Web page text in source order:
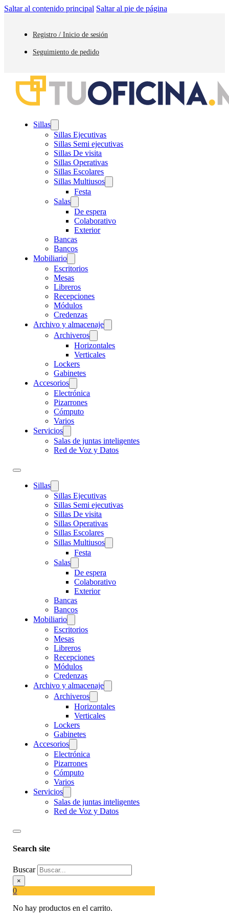
Saltar al contenido principal Saltar al pie de página
Registro / Inicio de sesión
Seguimiento de pedido
Sillas
Sillas Ejecutivas
Sillas Semi ejecutivas
Sillas De visita
Sillas Operativas
Sillas Escolares
Sillas Multiusos
Festa
Salas
De espera
Colaborativo
Exterior
Bancas
Bancos
Mobiliario
Escritorios
Mesas
Libreros
Recepciones
Módulos
Credenzas
Archivo y almacenaje
Archiveros
Horizontales
Verticales
Lockers
Gabinetes
Accesorios
Electrónica
Pizarrones
Cómputo
Varios
Servicios
Salas de juntas inteligentes
Red de Voz y Datos
Sillas
Sillas Ejecutivas
Sillas Semi ejecutivas
Sillas De visita
Sillas Operativas
Sillas Escolares
Sillas Multiusos
Festa
Salas
De espera
Colaborativo
Exterior
Bancas
Bancos
Mobiliario
Escritorios
Mesas
Libreros
Recepciones
Módulos
Credenzas
Archivo y almacenaje
Archiveros
Horizontales
Verticales
Lockers
Gabinetes
Accesorios
Electrónica
Pizarrones
Cómputo
Varios
Servicios
Salas de juntas inteligentes
Red de Voz y Datos
Search site
Buscar
×
0
No hay productos en el carrito.